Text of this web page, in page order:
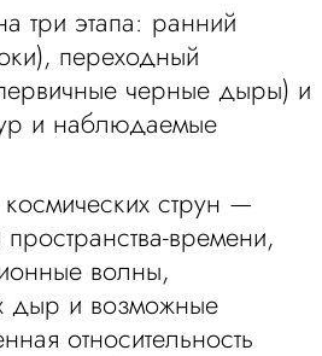
три этапа: ранний
переходный
черные дыры) и
и наблюдаемые
струн —
пространства-времени,
волны,
дыр и возможные
относительность